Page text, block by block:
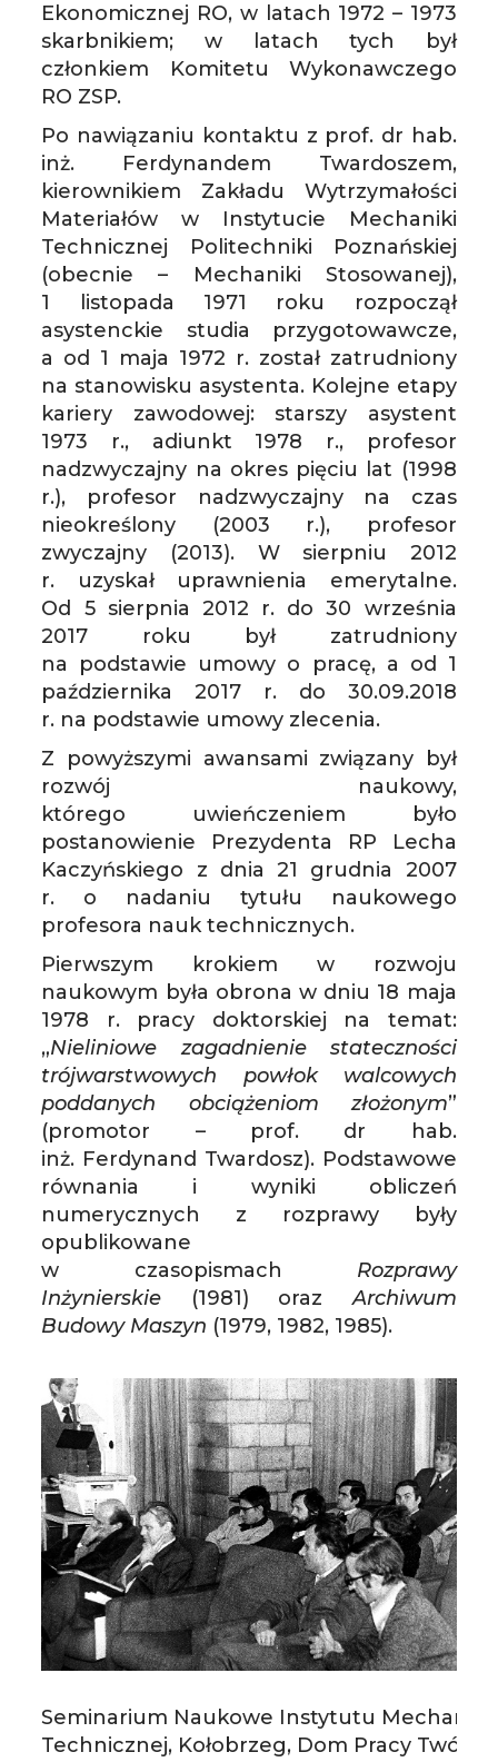
Ekonomicznej RO, w latach 1972 – 1973
skarbnikiem; w latach tych był
członkiem Komitetu Wykonawczego
RO ZSP.
Po nawiązaniu kontaktu z prof. dr hab.
inż. Ferdynandem Twardoszem,
kierownikiem Zakładu Wytrzymałości
Materiałów w Instytucie Mechaniki
Technicznej Politechniki Poznańskiej
(obecnie – Mechaniki Stosowanej),
1 listopada 1971 roku rozpoczął
asystenckie studia przygotowawcze,
a od 1 maja 1972 r. został zatrudniony
na stanowisku asystenta. Kolejne etapy
kariery zawodowej: starszy asystent
1973 r., adiunkt 1978 r., profesor
nadzwyczajny na okres pięciu lat (1998
r.), profesor nadzwyczajny na czas
nieokreślony (2003 r.), profesor
zwyczajny (2013). W sierpniu 2012
r. uzyskał uprawnienia emerytalne.
Od 5 sierpnia 2012 r. do 30 września
2017 roku był zatrudniony
na podstawie umowy o pracę, a od 1
października 2017 r. do 30.09.2018
r. na podstawie umowy zlecenia.
Z powyższymi awansami związany był
rozwój naukowy,
którego uwieńczeniem było
postanowienie Prezydenta RP Lecha
Kaczyńskiego z dnia 21 grudnia 2007
r. o nadaniu tytułu naukowego
profesora nauk technicznych.
Pierwszym krokiem w rozwoju
naukowym była obrona w dniu 18 maja
1978 r. pracy doktorskiej na temat:
„Nieliniowe zagadnienie stateczności
trójwarstwowych powłok walcowych
poddanych obciążeniom złożonym”
(promotor – prof. dr hab.
inż. Ferdynand Twardosz). Podstawowe
równania i wyniki obliczeń
numerycznych z rozprawy były
opublikowane
w czasopismach Rozprawy
Inżynierskie (1981) orazArchiwum
Budowy Maszyn (1979, 1982, 1985).
Seminarium Naukowe Instytutu Mechaniki
Technicznej, Kołobrzeg, Dom Pracy